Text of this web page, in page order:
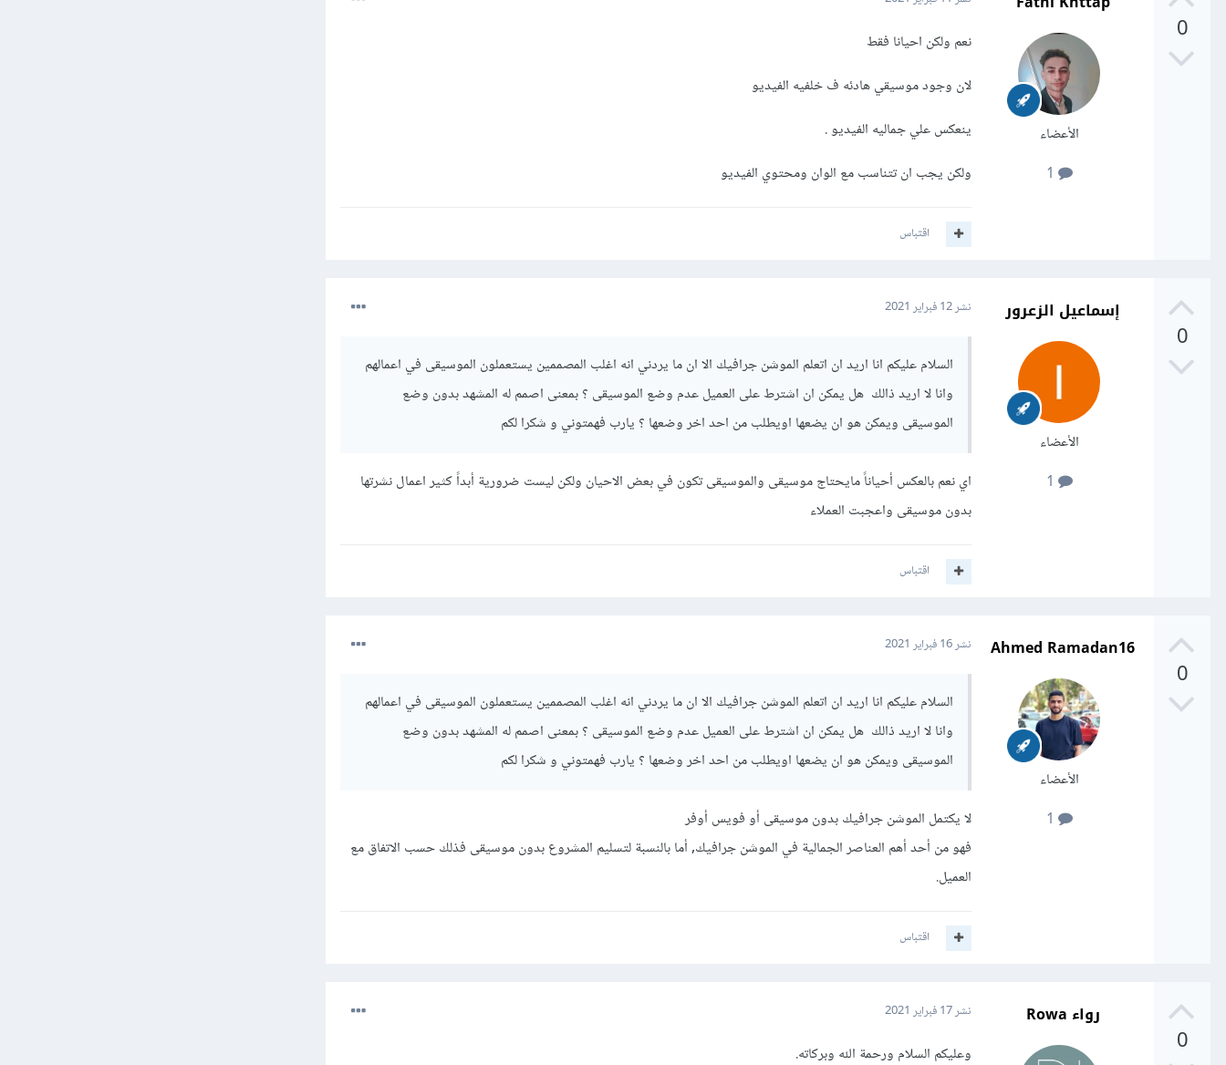
0
الأعضاء
نعم ولكن احيانا فقط
لان وجود موسيقي هادئه ف خلفيه الفيديو
ينعكس علي جماليه الفيديو .
ولكن يجب ان تتناسب مع الوان ومحتوي الفيديو
اقتباس
0
إسماعيل الزعرور
الأعضاء
نشر12 فبراير 2021
السلام عليكم انا اريد ان اتعلم الموشن جرافيك الا ان ما يردني انه اغلب المصممين يستعملون الموسيقى في اعمالهم
وانا لا اريد ذالك هل يمكن ان اشترط على العميل عدم وضع الموسيقى ؟ بمعنى اصمم له المشهد بدون وضع
الموسيقى ويمكن هو ان يضعها اويطلب من احد اخر وضعها ؟ يارب فهمتوني و شكرا لكم
اي نعم بالعكس أحياناً مايحتاج موسيقى والموسيقى تكون في بعض الاحيان ولكن ليست ضرورية أبداً كثير اعمال نشرتها
بدون موسيقى واعجبت العملاء
اقتباس
0
Ahmed Ramadan16
الأعضاء
نشر16 فبراير 2021
السلام عليكم انا اريد ان اتعلم الموشن جرافيك الا ان ما يردني انه اغلب المصممين يستعملون الموسيقى في اعمالهم
وانا لا اريد ذالك هل يمكن ان اشترط على العميل عدم وضع الموسيقى ؟ بمعنى اصمم له المشهد بدون وضع
الموسيقى ويمكن هو ان يضعها اويطلب من احد اخر وضعها ؟ يارب فهمتوني و شكرا لكم
لا يكتمل الموشن جرافيك بدون موسيقى أو فويس أوفر
فهو من أحد أهم العناصر الجمالية في الموشن جرافيك, أما بالنسبة لتسليم المشروع بدون موسيقى فذلك حسب الاتفاق مع
العميل.
اقتباس
0
رواء Rowa نشر17 فبراير 2021
وعليكم السلام ورحمة الله وبركاته.